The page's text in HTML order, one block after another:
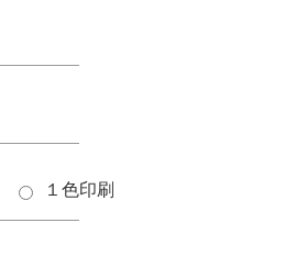
１色印刷